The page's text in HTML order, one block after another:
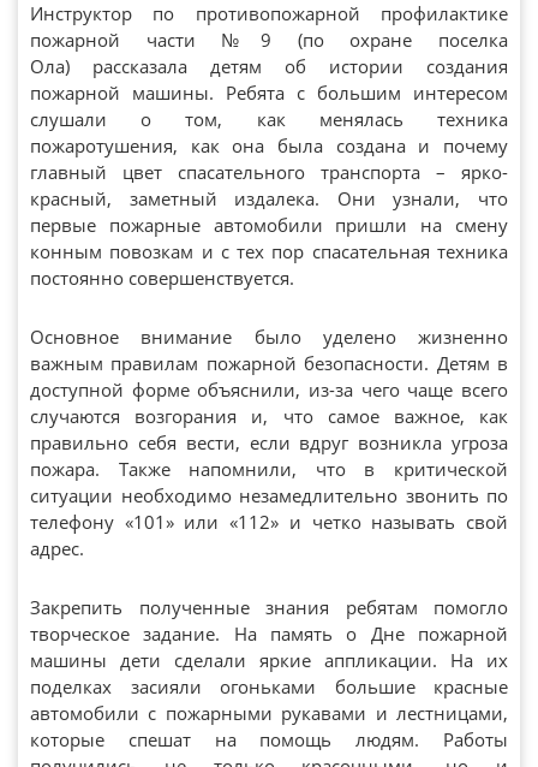
Инструктор по противопожарной профилактике
пожарной части №9 (по охране поселка
Ола) рассказала детям об истории создания
пожарной машины. Ребята с большим интересом
слушали о том, как менялась техника
пожаротушения, как она была создана и почему
главный цвет спасательного транспорта – ярко-
красный, заметный издалека. Они узнали, что
первые пожарные автомобили пришли на смену
конным повозкам и с тех пор спасательная техника
постоянно совершенствуется.
Основное внимание было уделено жизненно
важным правилам пожарной безопасности. Детям в
доступной форме объяснили, из-за чего чаще всего
случаются возгорания и, что самое важное, как
правильно себя вести, если вдруг возникла угроза
пожара. Также напомнили, что в критической
ситуации необходимо незамедлительно звонить по
телефону «101» или «112» и четко называть свой
адрес.
Закрепить полученные знания ребятам помогло
творческое задание. На память о Дне пожарной
машины дети сделали яркие аппликации. На их
поделках засияли огоньками большие красные
автомобили с пожарными рукавами и лестницами,
которые спешат на помощь людям. Работы